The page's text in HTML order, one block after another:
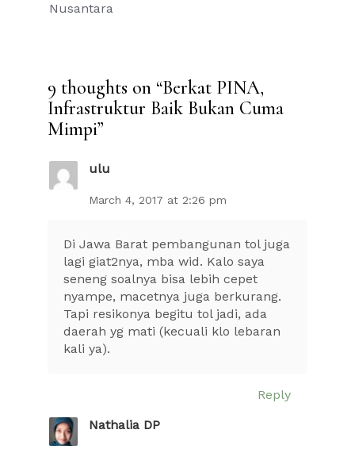
Nusantara
9 thoughts on “Berkat PINA,
Infrastruktur Baik Bukan Cuma
Mimpi”
ulu
March 4, 2017 at 2:26 pm
Di Jawa Barat pembangunan tol juga
lagi giat2nya, mba wid. Kalo saya
seneng soalnya bisa lebih cepet
nyampe, macetnya juga berkurang.
Tapi resikonya begitu tol jadi, ada
daerah yg mati (kecuali klo lebaran
kali ya).
Reply
Nathalia DP